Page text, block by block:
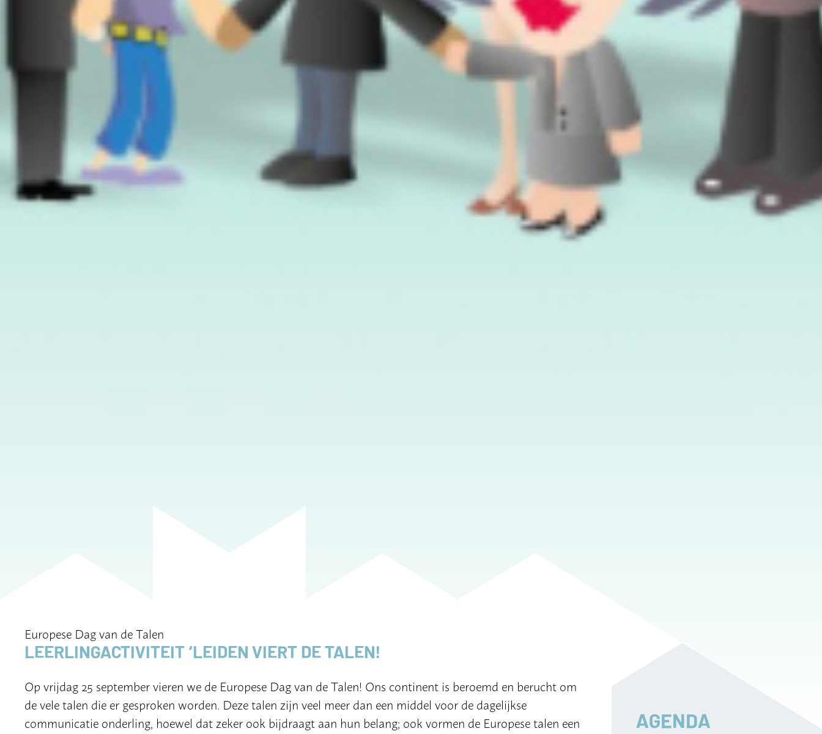
Europese Dag van de Talen
LEERLINGACTIVITEIT ‘LEIDEN VIERT DE TALEN!
Op vrijdag 25 september vieren we de Europese Dag van de Talen! Ons continent is beroemd en berucht om
de vele talen die er gesproken worden. Deze talen zijn veel meer dan een middel voor de dagelijkse
communicatie onderling, hoewel dat zeker ook bijdraagt aan hun belang; ook vormen de Europese talen een
AGENDA